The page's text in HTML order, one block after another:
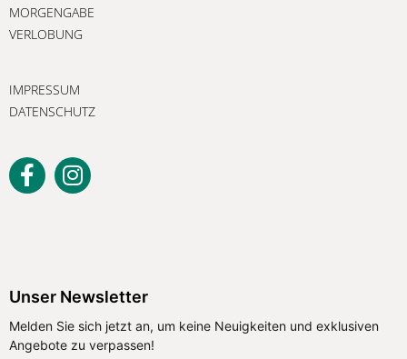
MORGENGABE
VERLOBUNG
IMPRESSUM
DATENSCHUTZ
Unser Newsletter
Melden Sie sich jetzt an, um keine Neuigkeiten und exklusiven
Angebote zu verpassen!
zu verpassen!